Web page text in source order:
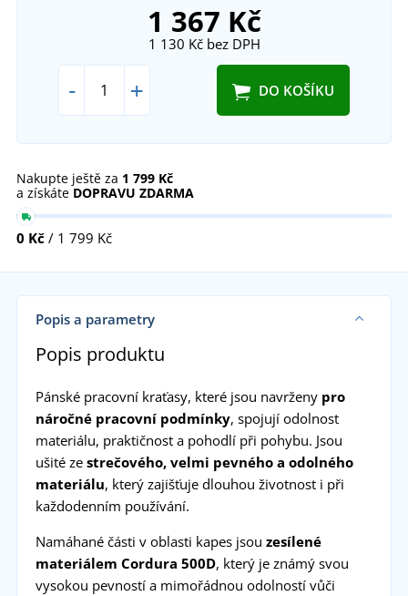
1 367 Kč
1 130 Kčbez DPH
- + DO KOŠÍKU
Nakupte ještě za 1 799 Kč
a získáte DOPRAVU ZDARMA
0 Kč / 1 799 Kč
Popis a parametry
Popis produktu
Pánské pracovní kraťasy, které jsou navrženy pro
náročné pracovní podmínky, spojují odolnost
materiálu, praktičnost a pohodlí při pohybu. Jsou
ušité ze strečového, velmi pevného a odolného
materiálu, který zajišťuje dlouhou životnost i při
každodenním používání.
Namáhané části v oblasti kapes jsou zesílené
materiálem Cordura 500D, který je známý svou
vysokou pevností a mimořádnou odolností vůči